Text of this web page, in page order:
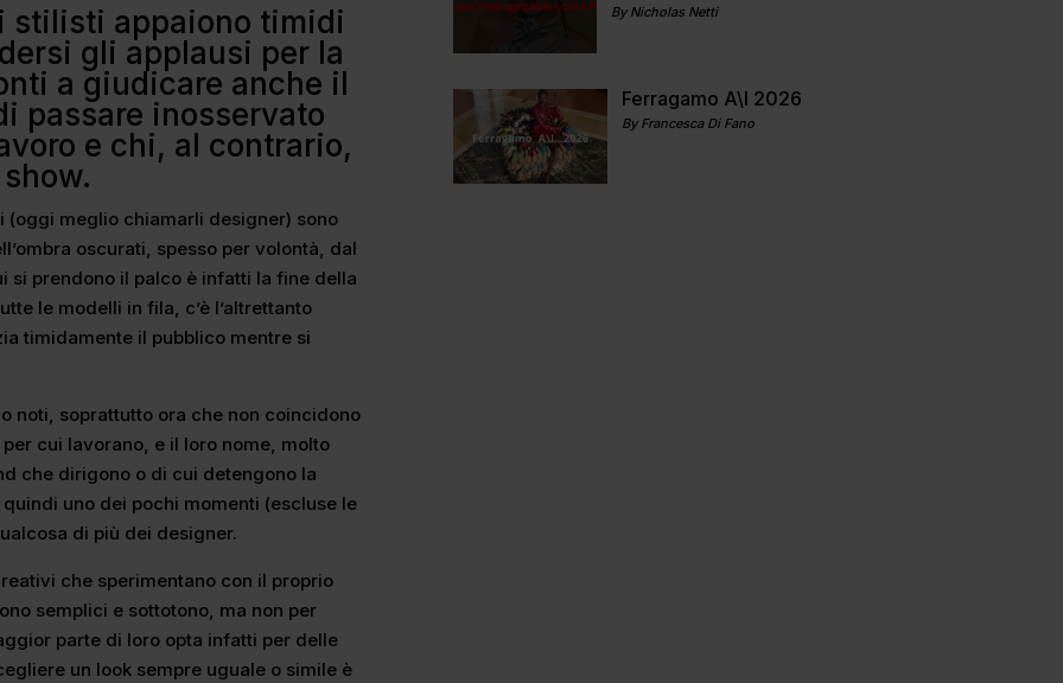
stilisti appaiono timidi
gli applausi per la
a giudicare anche il
passare inosservato
e chi, al contrario,
meglio chiamarli designer) sono
oscurati, spesso per volontà, dal
si prendono il palco è infatti la fine della
le modelli in fila, c’è l’altrettanto
timidamente il pubblico mentre si
noti, soprattutto ora che non coincidono
cui lavorano, e il loro nome, molto
che dirigono o di cui detengono la
uno dei pochi momenti (escluse le
di più dei designer.
che sperimentano con il proprio
semplici e sottotono, ma non per
parte di loro opta infatti per delle
un look sempre uguale o simile è
By Nicholas Netti
Ferragamo A\I 2026
By Francesca Di Fano